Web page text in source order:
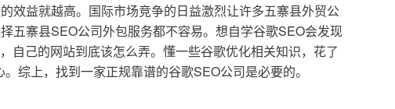
效益就越高。国际市场竞争的日益激烈让许多五寨县外贸公
五寨县SEO公司外包服务都不容易。想自学谷歌SEO会发现
自己的网站到底该怎么弄。懂一些谷歌优化相关知识，花了
综上，找到一家正规靠谱的谷歌SEO公司是必要的。